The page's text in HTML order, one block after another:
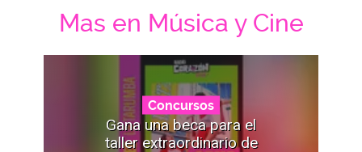
Mas en Música y Cine
Concursos
Gana una beca para el
taller extraordinario de